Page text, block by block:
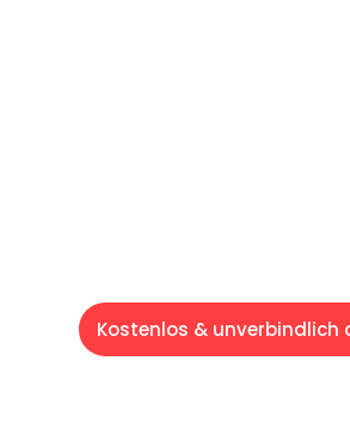
Kostenlos & unverbindlich